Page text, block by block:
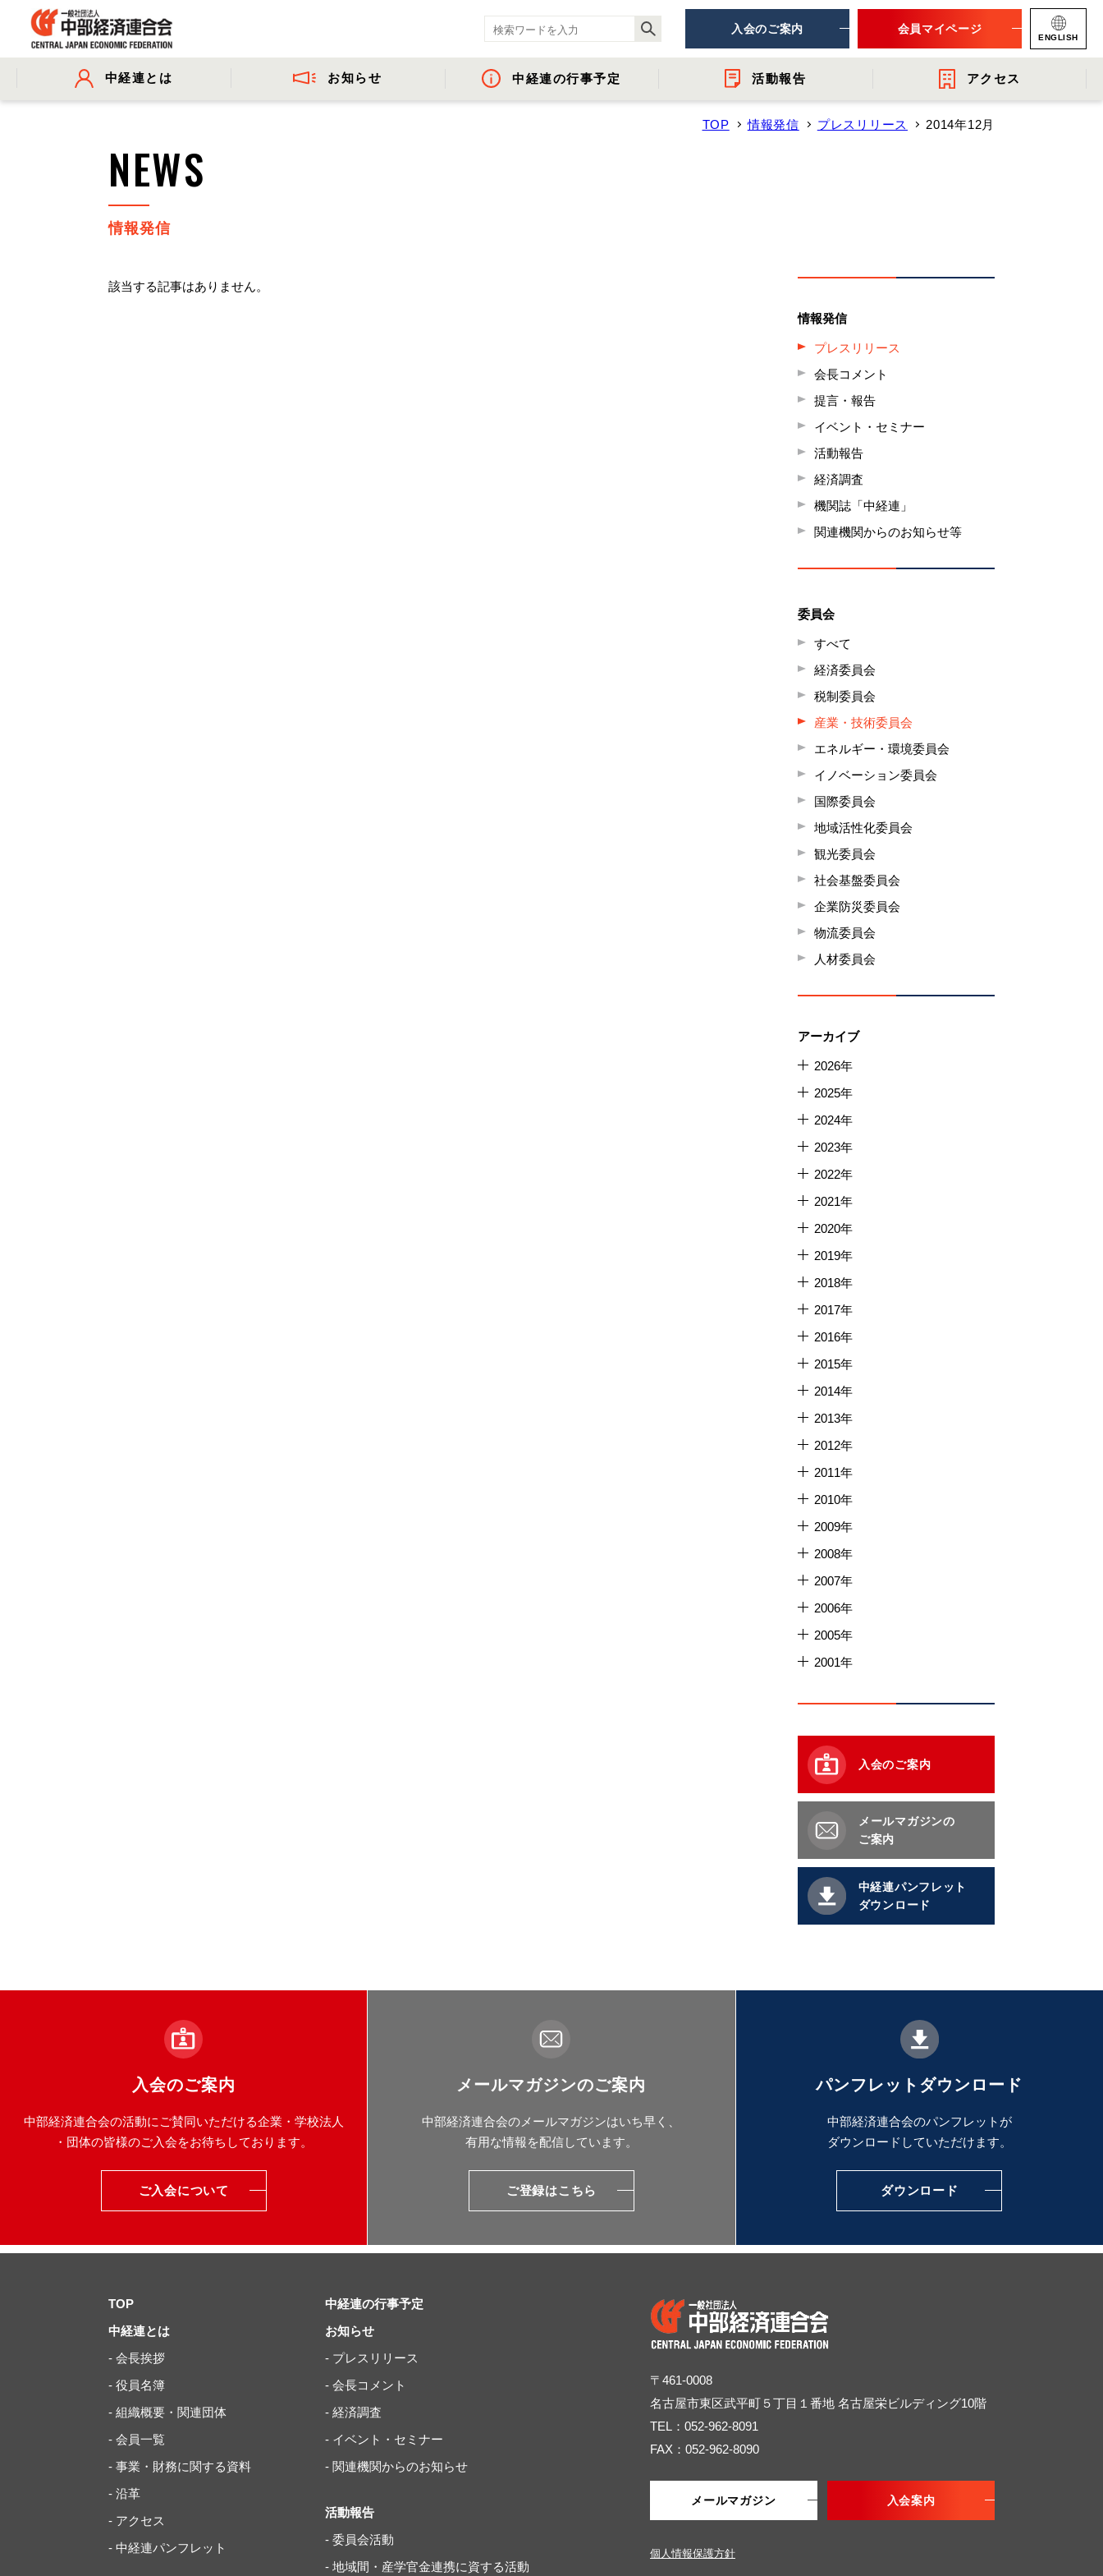
入会のご案内 会員マイページ
ENGLISH
中経連とは
- 組織概要・関連団体
- 会員一覧
- 事業・財務に関する資料
お知らせ
- イベント・セミナー - 関連機関からのお知らせ
中経連の行事予定 活動報告
- 提言・報告
アクセス
TOP 情報発信 プレスリリース 2014年12月
NEWS
情報発信
該当する記事はありません。
情報発信
プレスリリース
会長コメント
提言・報告
イベント・セミナー
活動報告
経済調査
機関誌「中経連」
関連機関からのお知らせ等
委員会
すべて
経済委員会
税制委員会
産業・技術委員会
エネルギー・環境委員会
イノベーション委員会
国際委員会
地域活性化委員会
観光委員会
社会基盤委員会
企業防災委員会
物流委員会
人材委員会
アーカイブ
2026年
2025年
2024年
2023年
2022年
2021年
2020年
2019年
2018年
2017年
2016年
2015年
2014年
2013年
2012年
2011年
2010年
2009年
2008年
2007年
2006年
2005年
2001年
入会のご案内
メールマガジンの
ご案内
中経連パンフレット
ダウンロード
入会のご案内
中部経済連合会の活動にご賛同いただける企業・学校法人
・団体の皆様のご入会をお待ちしております。
ご入会について
メールマガジンのご案内
中部経済連合会のメールマガジンはいち早く、
有用な情報を配信しています。
ご登録はこちら
パンフレットダウンロード
中部経済連合会のパンフレットが
ダウンロードしていただけます。
ダウンロード
TOP
中経連とは
- 会長挨拶
- 役員名簿
- 組織概要・関連団体
- 会員一覧
- 事業・財務に関する資料
- 沿革
- アクセス
- 中経連パンフレット
中経連の行事予定
お知らせ
- プレスリリース
- 会長コメント
- 経済調査
- イベント・セミナー
- 関連機関からのお知らせ
活動報告
- 委員会活動
- 地域間・産学官金連携に資する活動
〒461-0008
名古屋市東区武平町５丁目１番地 名古屋栄ビルディング10階
TEL：052-962-8091
FAX：052-962-8090
メールマガジン 入会案内
個人情報保護方針